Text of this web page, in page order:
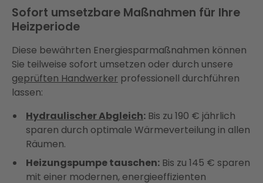
Sofort umsetzbare Maßnahmen für Ihre
Heizperiode
Diese bewährten Energiesparmaßnahmen können
Sie teilweise sofort umsetzen oder durch unsere
geprüften Handwerker professionell durchführen
lassen:
Hydraulischer Abgleich: Bis zu 190 € jährlich
sparen durch optimale Wärmeverteilung in allen
Räumen.
Heizungspumpe tauschen: Bis zu 145 € sparen
mit einer modernen, energieeffizienten